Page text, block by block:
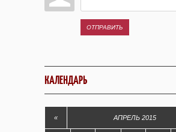
ОТПРАВИТЬ
КАЛЕНДАРЬ
« АПРЕЛЬ 2015